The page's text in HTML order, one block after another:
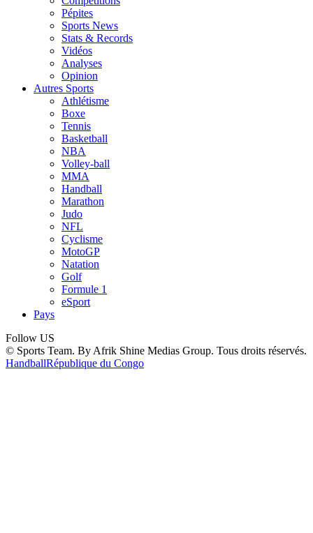
Pépites
Sports News
Stats & Records
Vidéos
Analyses
Opinion
Autres Sports
Athlétisme
Boxe
Tennis
Basketball
NBA
Volley-ball
MMA
Handball
Marathon
Judo
NFL
Cyclisme
MotoGP
Natation
Golf
Formule 1
eSport
Pays
Follow US
© Sports Team. By Afrik Shine Medias Group. Tous droits réservés.
HandballRépublique du Congo